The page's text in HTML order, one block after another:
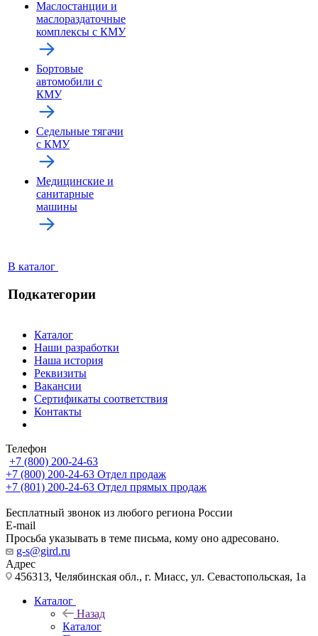
Маслостанции и
маслораздаточные
комплексы с КМУ
Бортовые
автомобили с
КМУ
Седельные тягачи
с КМУ
Медицинские и
санитарные
машины
В каталог
Подкатегории
Каталог
Наши разработки
Наша история
Реквизиты
Вакансии
Сертификаты соответствия
Контакты
Телефон
+7 (800) 200-24-63
+7 (800) 200-24-63 Отдел продаж
+7 (801) 200-24-63 Отдел прямых продаж
Бесплатный звонок из любого региона России
E-mail
Просьба указывать в теме письма, кому оно адресовано.
g-s@gird.ru
Адрес
456313, Челябинская обл., г. Миасс, ул. Севастопольская, 1а
Каталог
Назад
Каталог